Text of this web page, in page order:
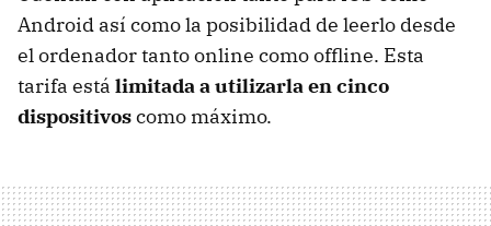
Android así como la posibilidad de leerlo desde
el ordenador tanto online como offline. Esta
tarifa está limitada a utilizarla en cinco
dispositivoscomo máximo.